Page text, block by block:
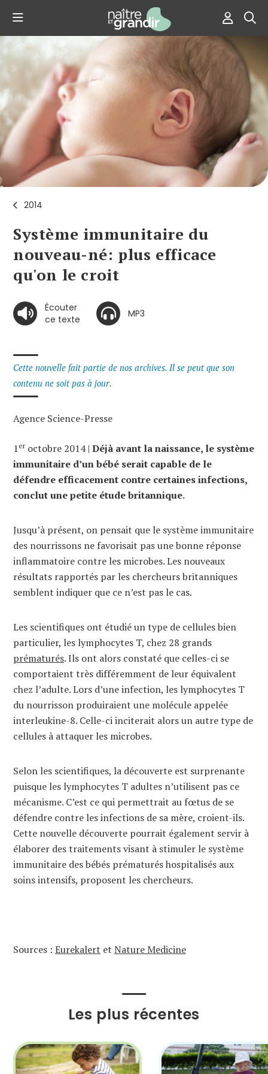
2014
Système immunitaire du
nouveau-né: plus efficace
qu'on le croit
Écouter
ce texte
MP3
Cette nouvelle fait partie de nos archives. Il se peut que son
contenu ne soit pas à jour.
Agence Science-Presse
1 eroctobre 2014 | Déjà avant la naissance, le système
immunitaire d’un bébé serait capable de le
défendre efficacement contre certaines infections,
conclut une petite étude britannique.
Jusqu’à présent, on pensait que le système immunitaire
des nourrissons ne favorisait pas une bonne réponse
inflammatoire contre les microbes. Les nouveaux
résultats rapportés par les chercheurs britanniques
semblent indiquer que ce n’est pas le cas.
Les scientifiques ont étudié un type de cellules bien
particulier, les lymphocytes T, chez 28 grands
prématurés. Ils ont alors constaté que celles-ci se
comportaient très différemment de leur équivalent
chez l’adulte. Lors d’une infection, les lymphocytes T
du nourrisson produiraient une molécule appelée
interleukine-8. Celle-ci inciterait alors un autre type de
cellules à attaquer les microbes.
Selon les scientifiques, la découverte est surprenante
puisque les lymphocytes T adultes n’utilisent pas ce
mécanisme. C’est ce qui permettrait au fœtus de se
défendre contre les infections de sa mère, croient-ils.
Cette nouvelle découverte pourrait également servir à
élaborer des traitements visant à stimuler le système
immunitaire des bébés prématurés hospitalisés aux
soins intensifs, proposent les chercheurs.
Sources : Eurekalert et Nature Medicine
Les plus récentes